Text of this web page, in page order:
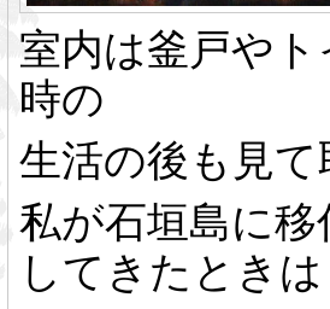
室内は釜戸や
時の
生活の後も見
私が石垣島に
してきたときは